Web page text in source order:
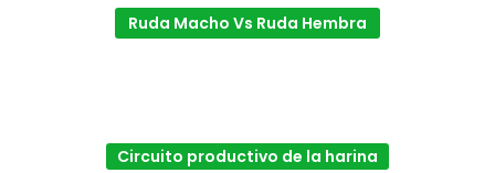
Ruda Macho Vs Ruda Hembra
Circuito productivo de la harina